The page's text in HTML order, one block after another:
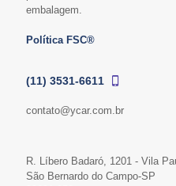
embalagem.
Política FSC®
(11) 3531-6611
contato@ycar.com.br
R. Líbero Badaró, 1201 - Vila
São Bernardo do Campo-SP